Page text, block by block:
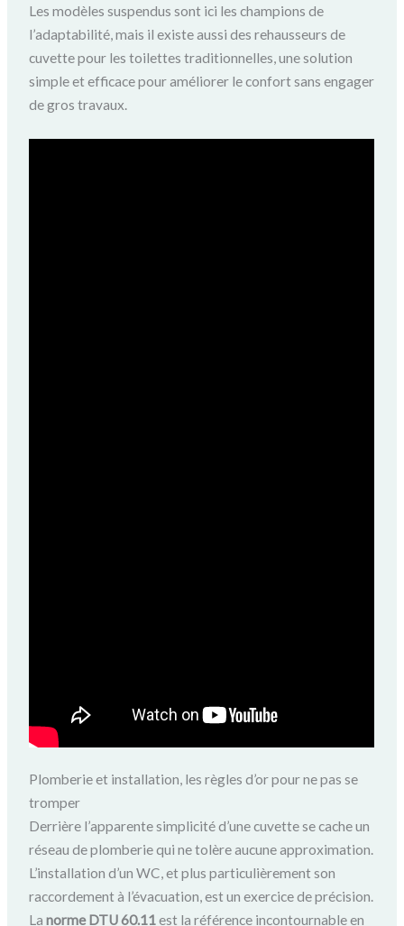
Les modèles suspendus sont ici les champions de
l’adaptabilité, mais il existe aussi des rehausseurs de
cuvette pour les toilettes traditionnelles, une solution
simple et efficace pour améliorer le confort sans engager
de gros travaux.
Plomberie et installation, les règles d’or pour ne pas se
tromper
Derrière l’apparente simplicité d’une cuvette se cache un
réseau de plomberie qui ne tolère aucune approximation.
L’installation d’un WC, et plus particulièrement son
raccordement à l’évacuation, est un exercice de précision.
Lanorme DTU 60.11est la référence incontournable en